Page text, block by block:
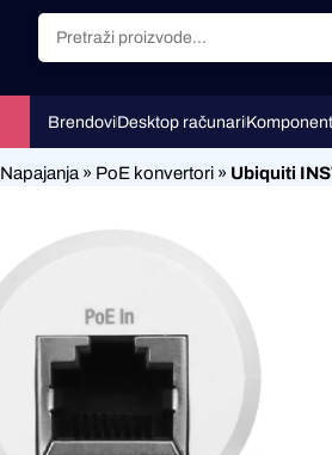
BrendoviDesktop računari
Napajanja » PoE konvertori » Ubiquiti